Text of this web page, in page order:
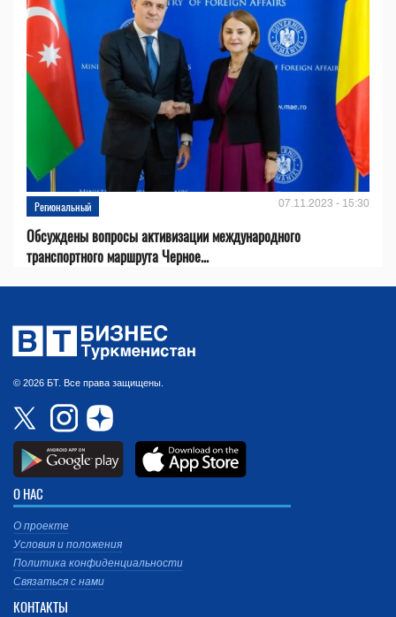
Региональный 07.11.2023 - 15:30
Обсуждены вопросы активизации международного
транспортного маршрута Черное...
© 2026 БТ. Все права защищены.
О НАС
О проекте
Условия и положения
Политика конфиденциальности
Связаться с нами
КОНТАКТЫ